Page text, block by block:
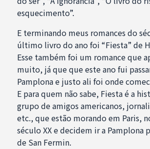
esquecimento”.
E terminando meus romances do
último livro do ano foi “Fiesta” de
Esse também foi um romance que
muito, já que que este ano fui
Pamplona e justo ali foi onde
E para quem não sabe, Fiesta é a
grupo de amigos americanos,
etc., que estão morando em Paris,
século XX e decidem ir a Pamplona
de San Fermin.